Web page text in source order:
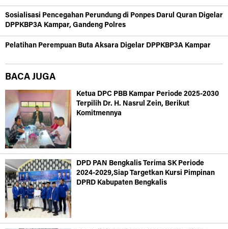
Sosialisasi Pencegahan Perundung di Ponpes Darul Quran Digelar
DPPKBP3A Kampar, Gandeng Polres
Pelatihan Perempuan Buta Aksara Digelar DPPKBP3A Kampar
BACA JUGA
Ketua DPC PBB Kampar Periode 2025-2030
Terpilih Dr. H. Nasrul Zein, Berikut
Komitmennya
DPD PAN Bengkalis Terima SK Periode
2024-2029,Siap Targetkan Kursi Pimpinan
DPRD Kabupaten Bengkalis